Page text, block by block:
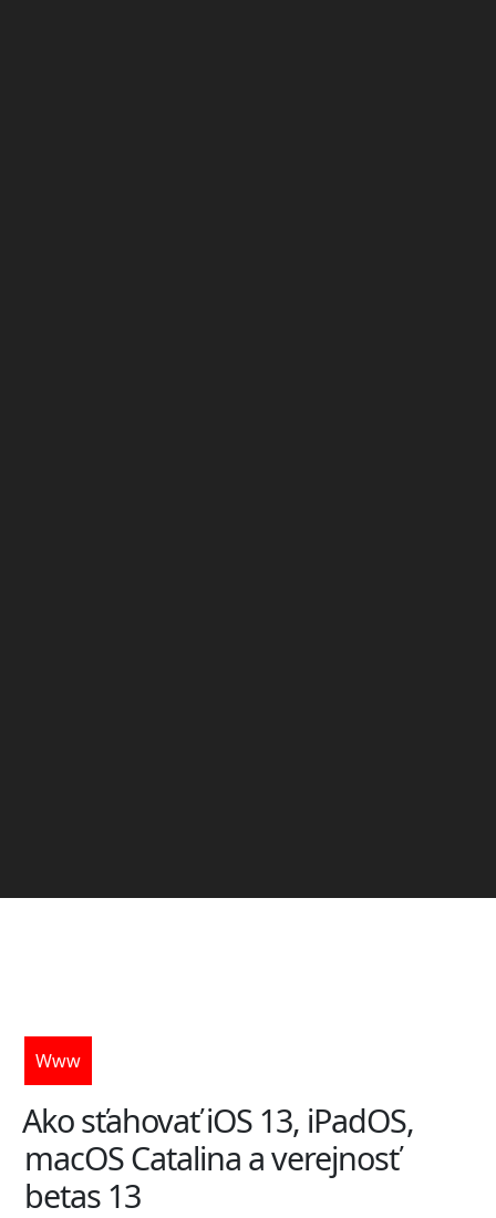
Www
Ako sťahovať iOS 13, iPadOS,
macOS Catalina a verejnosť
betas 13